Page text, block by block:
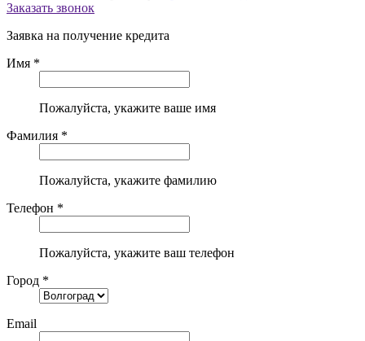
Заказать звонок
Заявка на получение кредита
Имя *
Пожалуйста, укажите ваше имя
Фамилия *
Пожалуйста, укажите фамилию
Телефон *
Пожалуйста, укажите ваш телефон
Город *
Email